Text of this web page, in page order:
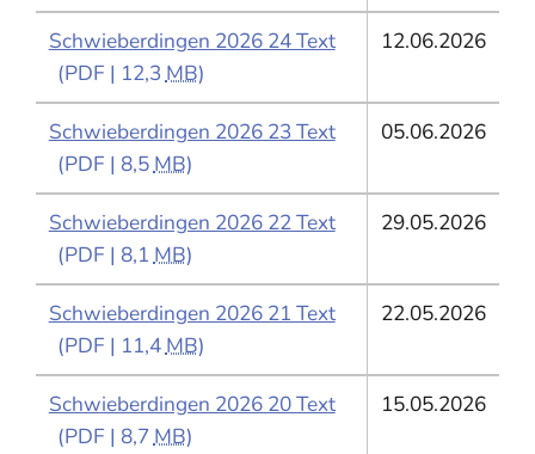
Schwieberdingen 2026 24 Text
(PDF | 12,3MB)
12.06.2026
Schwieberdingen 2026 23 Text
(PDF | 8,5MB)
05.06.2026
Schwieberdingen 2026 22 Text
(PDF | 8,1MB)
29.05.2026
Schwieberdingen 2026 21 Text
(PDF | 11,4MB)
22.05.2026
Schwieberdingen 2026 20 Text
(PDF | 8,7MB)
15.05.2026